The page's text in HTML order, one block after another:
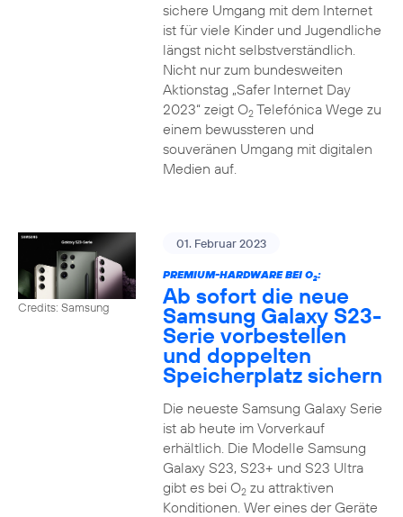
sichere Umgang mit dem Internet
ist für viele Kinder und Jugendliche
längst nicht selbstverständlich.
Nicht nur zum bundesweiten
Aktionstag „Safer Internet Day
2023“ zeigt O2Telefónica Wege zu
einem bewussteren und
souveränen Umgang mit digitalen
Medien auf.
Credits: Samsung
01. Februar 2023
PREMIUM-HARDWARE BEI O2:
Ab sofort die neue
Samsung Galaxy S23-
Serie vorbestellen
und doppelten
Speicherplatz sichern
Die neueste Samsung Galaxy Serie
ist ab heute im Vorverkauf
erhältlich. Die Modelle Samsung
Galaxy S23, S23+ und S23 Ultra
gibt es bei O2zu attraktiven
Konditionen. Wer eines der Geräte